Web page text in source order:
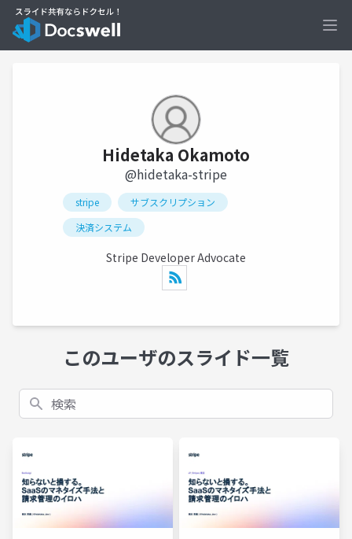
Hidetaka Okamoto
@hidetaka-stripe
stripe
サブスクリプション
決済システム
Stripe Developer Advocate
このユーザのスライド一覧
検索